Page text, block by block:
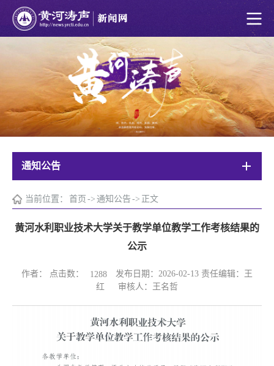
通知公告
当前位置： 首页 -> 通知公告 -> 正文
黄河水利职业技术大学关于教学单位教学工作考核结果的
公示
作者： 点击数： 1288
发布日期：2026-02-13 责任编辑：王
红 审核人：王名哲